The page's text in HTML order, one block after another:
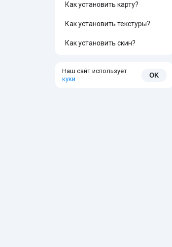
Как установить карту?
Как установить текстуры?
Как установить скин?
Наш сайт использует
куки
OK